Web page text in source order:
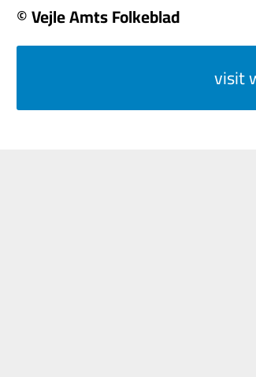
© Vejle Amts Folkeblad
visit